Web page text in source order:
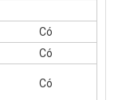
Có
Có
Có